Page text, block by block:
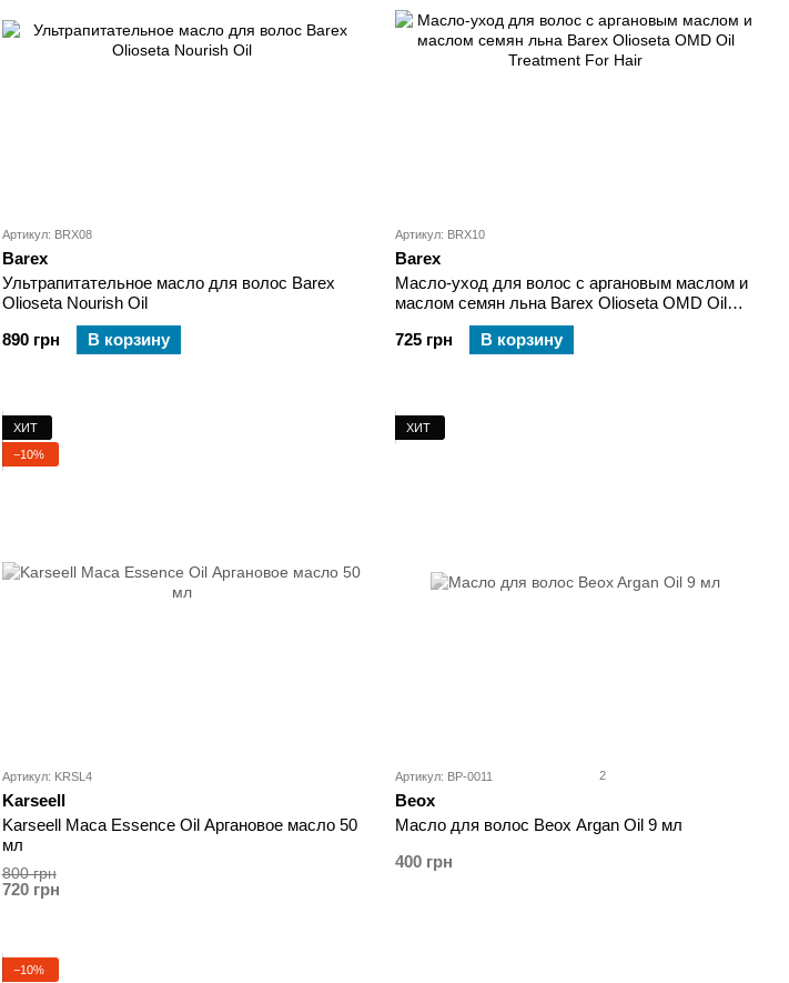
Артикул: BRX08
Barex
Ультрапитательное масло для волос Barex
Olioseta Nourish Oil
890 грн
В корзину
Артикул: BRX10
Barex
Масло-уход для волос с аргановым маслом и
маслом семян льна Barex Olioseta OMD Oil
Treatment For Hair
725 грн
В корзину
ХИТ
−10%
Артикул: KRSL4
Karseell
Karseell Maca Essence Oil Аргановое масло 50
мл
800 грн
720 грн
ХИТ
Артикул: BP-0011 2
Beox
Масло для волос Beox Argan Oil 9 мл
400 грн
−10%